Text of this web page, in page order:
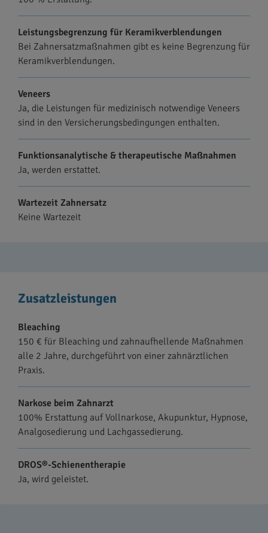
Leistungsbegrenzung für Keramikverblendungen
Bei Zahnersatzmaßnahmen gibt es keine Begrenzung für
Keramikverblendungen.
Veneers
Ja, die Leistungen für medizinisch notwendige Veneers
sind in den Versicherungsbedingungen enthalten.
Funktionsanalytische & therapeutische Maßnahmen
Ja, werden erstattet.
Wartezeit Zahnersatz
Keine Wartezeit
Zusatzleistungen
Bleaching
150 € für Bleaching und zahnaufhellende Maßnahmen
alle 2 Jahre, durchgeführt von einer zahnärztlichen
Praxis.
Narkose beim Zahnarzt
100% Erstattung auf Vollnarkose, Akupunktur, Hypnose,
Analgosedierung und Lachgassedierung.
DROS®-Schienentherapie
Ja, wird geleistet.